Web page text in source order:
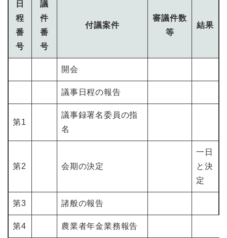
日
程
番
号
議
件
番
号
付議案件
審議件数
等
結果
開会
議事日程の報告
第1
議事録署名委員の指
名
第2 会期の決定
一日
と決
定
第3 諸般の報告
第4 農業者年金業務報告